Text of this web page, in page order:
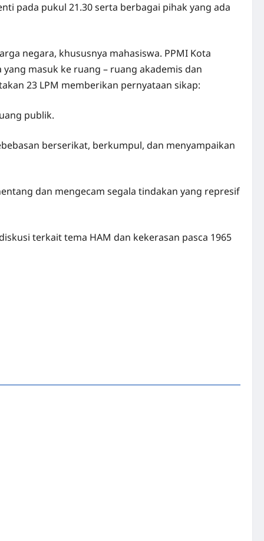
pada pukul 21.30 serta berbagai pihak yang ada
negara, khususnya mahasiswa. PPMI Kota
masuk ke ruang – ruang akademis dan
23 LPM memberikan pernyataan sikap:
publik.
berserikat, berkumpul, dan menyampaikan
dan mengecam segala tindakan yang represif
terkait tema HAM dan kekerasan pasca 1965